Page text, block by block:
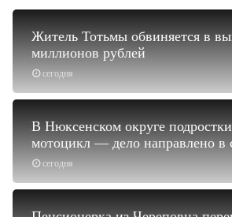
сегодня
Житель Тотьмы обвиняется в
миллионов рублей
сегодня
В Нюксенском округе
мотоцикл — дело направлено в